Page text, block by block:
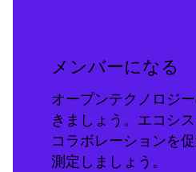
メンバーになる
オープンテクノロジ
きましょう。エコシス
コラボレーションを
測定しましょう。